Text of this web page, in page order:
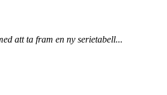
att ta fram en ny serietabell...